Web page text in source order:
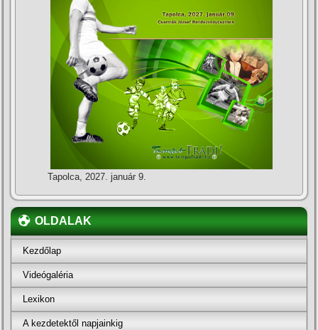
Tapolca, 2027. január 9.
OLDALAK
Kezdőlap
Videógaléria
Lexikon
A kezdetektől napjainkig